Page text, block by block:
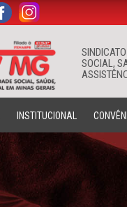
SOCIAL,
.
INSTITUCIONAL